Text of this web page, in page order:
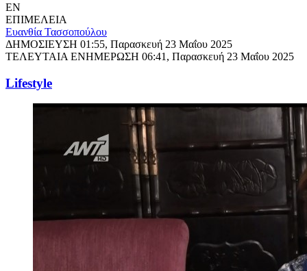
EN
ΕΠΙΜΕΛΕΙΑ
Ευανθία Τασσοπούλου
ΔΗΜΟΣΙΕΥΣΗ 01:55, Παρασκευή 23 Μαΐου 2025
ΤΕΛΕΥΤΑΙΑ ΕΝΗΜΕΡΩΣΗ 06:41, Παρασκευή 23 Μαΐου 2025
Lifestyle